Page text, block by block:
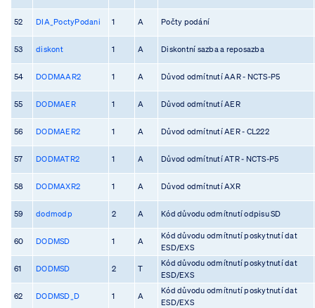
52 DIA_PoctyPodani 1 A Počty podání
53 diskont 1 A Diskontní sazba a reposazba
54 DODMAAR2 1 A Důvod odmítnutí AAR - NCTS-P5
55 DODMAER 1 A Důvod odmítnutí AER
56 DODMAER2 1 A Důvod odmítnutí AER - CL222
57 DODMATR2 1 A Důvod odmítnutí ATR - NCTS-P5
58 DODMAXR2 1 A Důvod odmítnutí AXR
59 dodmodp 2 A Kód důvodu odmítnutí odpisu SD
60 DODMSD 1 A
Kód důvodu odmítnutí poskytnutí dat
ESD/EXS
61 DODMSD 2 T
Kód důvodu odmítnutí poskytnutí dat
ESD/EXS
62 DODMSD_D 1 A
Kód důvodu odmítnutí poskytnutí dat
ESD/EXS